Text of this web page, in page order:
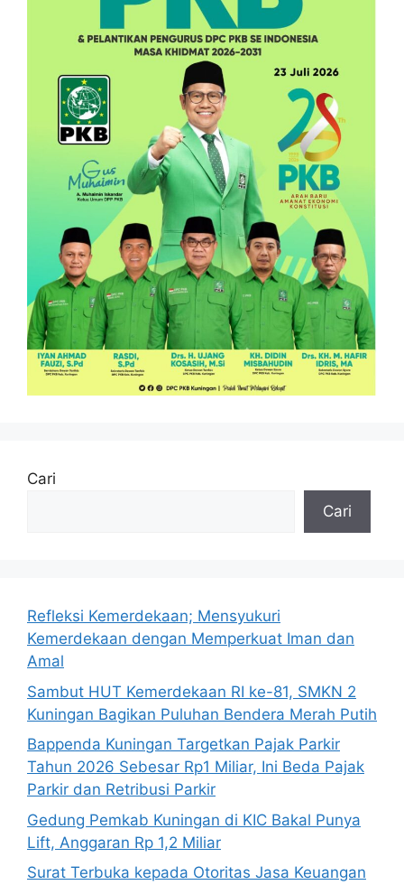
Cari
Cari
Refleksi Kemerdekaan; Mensyukuri
Kemerdekaan dengan Memperkuat Iman dan
Amal
Sambut HUT Kemerdekaan RI ke-81, SMKN 2
Kuningan Bagikan Puluhan Bendera Merah Putih
Bappenda Kuningan Targetkan Pajak Parkir
Tahun 2026 Sebesar Rp1 Miliar, Ini Beda Pajak
Parkir dan Retribusi Parkir
Gedung Pemkab Kuningan di KIC Bakal Punya
Lift, Anggaran Rp 1,2 Miliar
Surat Terbuka kepada Otoritas Jasa Keuangan